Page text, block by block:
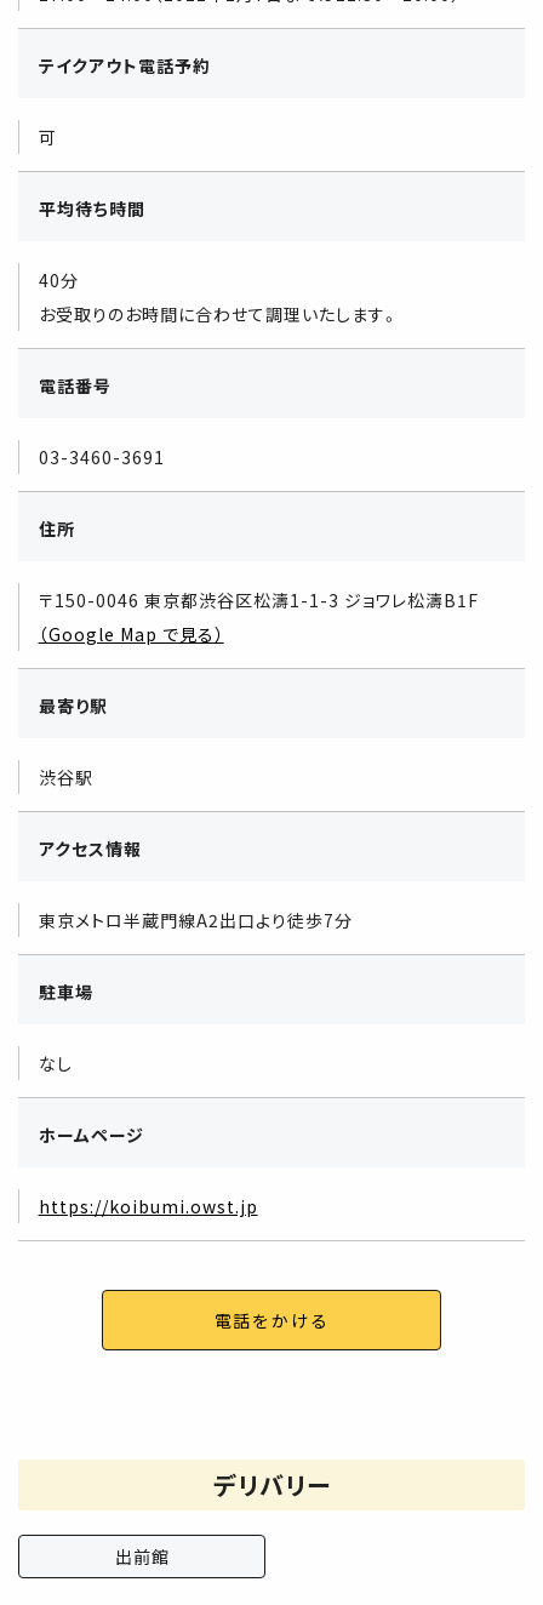
テイクアウト電話予約
可
平均待ち時間
40分
お受取りのお時間に合わせて調理いたします。
電話番号
03-3460-3691
住所
〒150-0046 東京都渋谷区松濤1-1-3 ジョワレ松濤B1F
（Google Map で見る）
最寄り駅
渋谷駅
アクセス情報
東京メトロ半蔵門線A2出口より徒歩7分
駐車場
なし
ホームページ
https://koibumi.owst.jp
電話をかける
デリバリー
出前館